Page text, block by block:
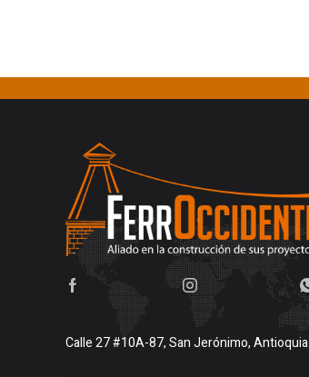
Calle 27 #10A-87, San Jerónimo, Antioquia